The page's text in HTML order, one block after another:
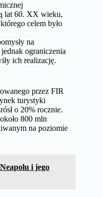
lat 60. XX wieku,
celem było
na
ograniczenia
ich realizację.
przez FIR
turystyki
o 20% rocznie.
800 mln
na poziomie
i jego